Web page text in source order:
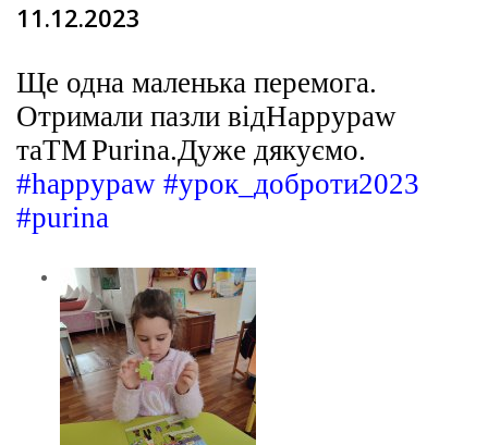
11.12.2023
Ще одна маленька перемога.
Отримали пазли відHappypaw
таTMPurina.Дуже дякуємо.
#happypaw #урок_доброти2023
#purina